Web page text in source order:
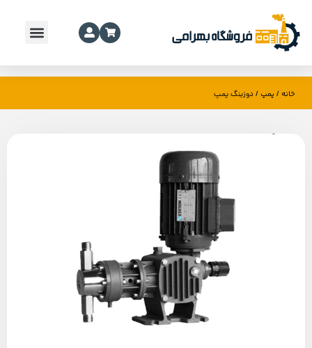
خانه / پمپ/ دوزینگ پمپ